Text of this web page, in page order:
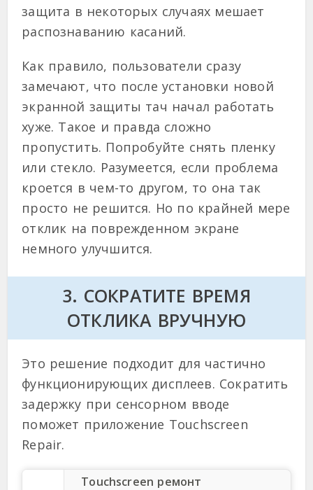
защита в некоторых случаях мешает
распознаванию касаний.
Как правило, пользователи сразу
замечают, что после установки новой
экранной защиты тач начал работать
хуже. Такое и правда сложно
пропустить. Попробуйте снять пленку
или стекло. Разумеется, если проблема
кроется в чем-то другом, то она так
просто не решится. Но по крайней мере
отклик на поврежденном экране
немного улучшится.
3. СОКРАТИТЕ ВРЕМЯ
ОТКЛИКА ВРУЧНУЮ
Это решение подходит для частично
функционирующих дисплеев. Сократить
задержку при сенсорном вводе
поможет приложение Touchscreen
Repair.
Touchscreen ремонт